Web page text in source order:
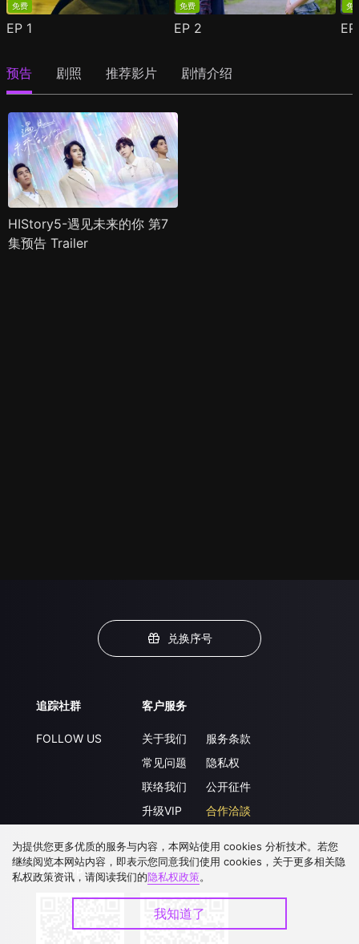
免费
EP 1
免费
EP 2
免
预告 剧照 推荐影片 剧情介绍
HIStory5-遇见未来的你 第7
集预告 Trailer
兑换序号
追踪社群
FOLLOW US
客户服务
关于我们
常见问题
联络我们
升级VIP
服务条款
隐私权
公开征件
合作洽談
下载 APP
为提供您更多优质的服务与内容，本网站使用 cookies 分析技术。若您
继续阅览本网站内容，即表示您同意我们使用 cookies，关于更多相关隐
私权政策资讯，请阅读我们的隐私权政策。
我知道了